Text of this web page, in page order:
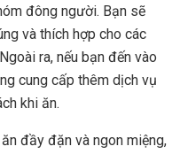
đông người. Bạn sẽ
và thích hợp cho các
ra, nếu bạn đến vào
cung cấp thêm dịch vụ
khi ăn.
đầy đặn và ngon miệng,